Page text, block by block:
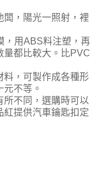
，陽光一照射，裡
用ABS料注塑，再
量都比較大。比PVC
，可製作成各種形
不等。
不同，選購時可以
紅提供汽車鑰匙扣定